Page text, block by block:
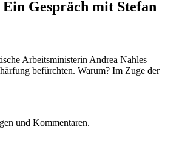
Gespräch mit Stefan
Arbeitsministerin Andrea Nahles
befürchten. Warum? Im Zuge der
und Kommentaren.